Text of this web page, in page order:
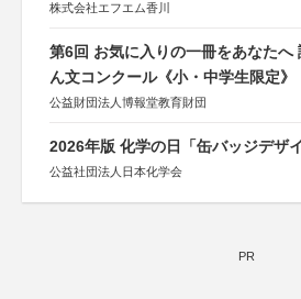
株式会社エフエム香川
第6回 お気に入りの一冊をあなたへ
ん文コンクール《小・中学生限定》
公益財団法人博報堂教育財団
2026年版 化学の日「缶バッジデザ
公益社団法人日本化学会
PR